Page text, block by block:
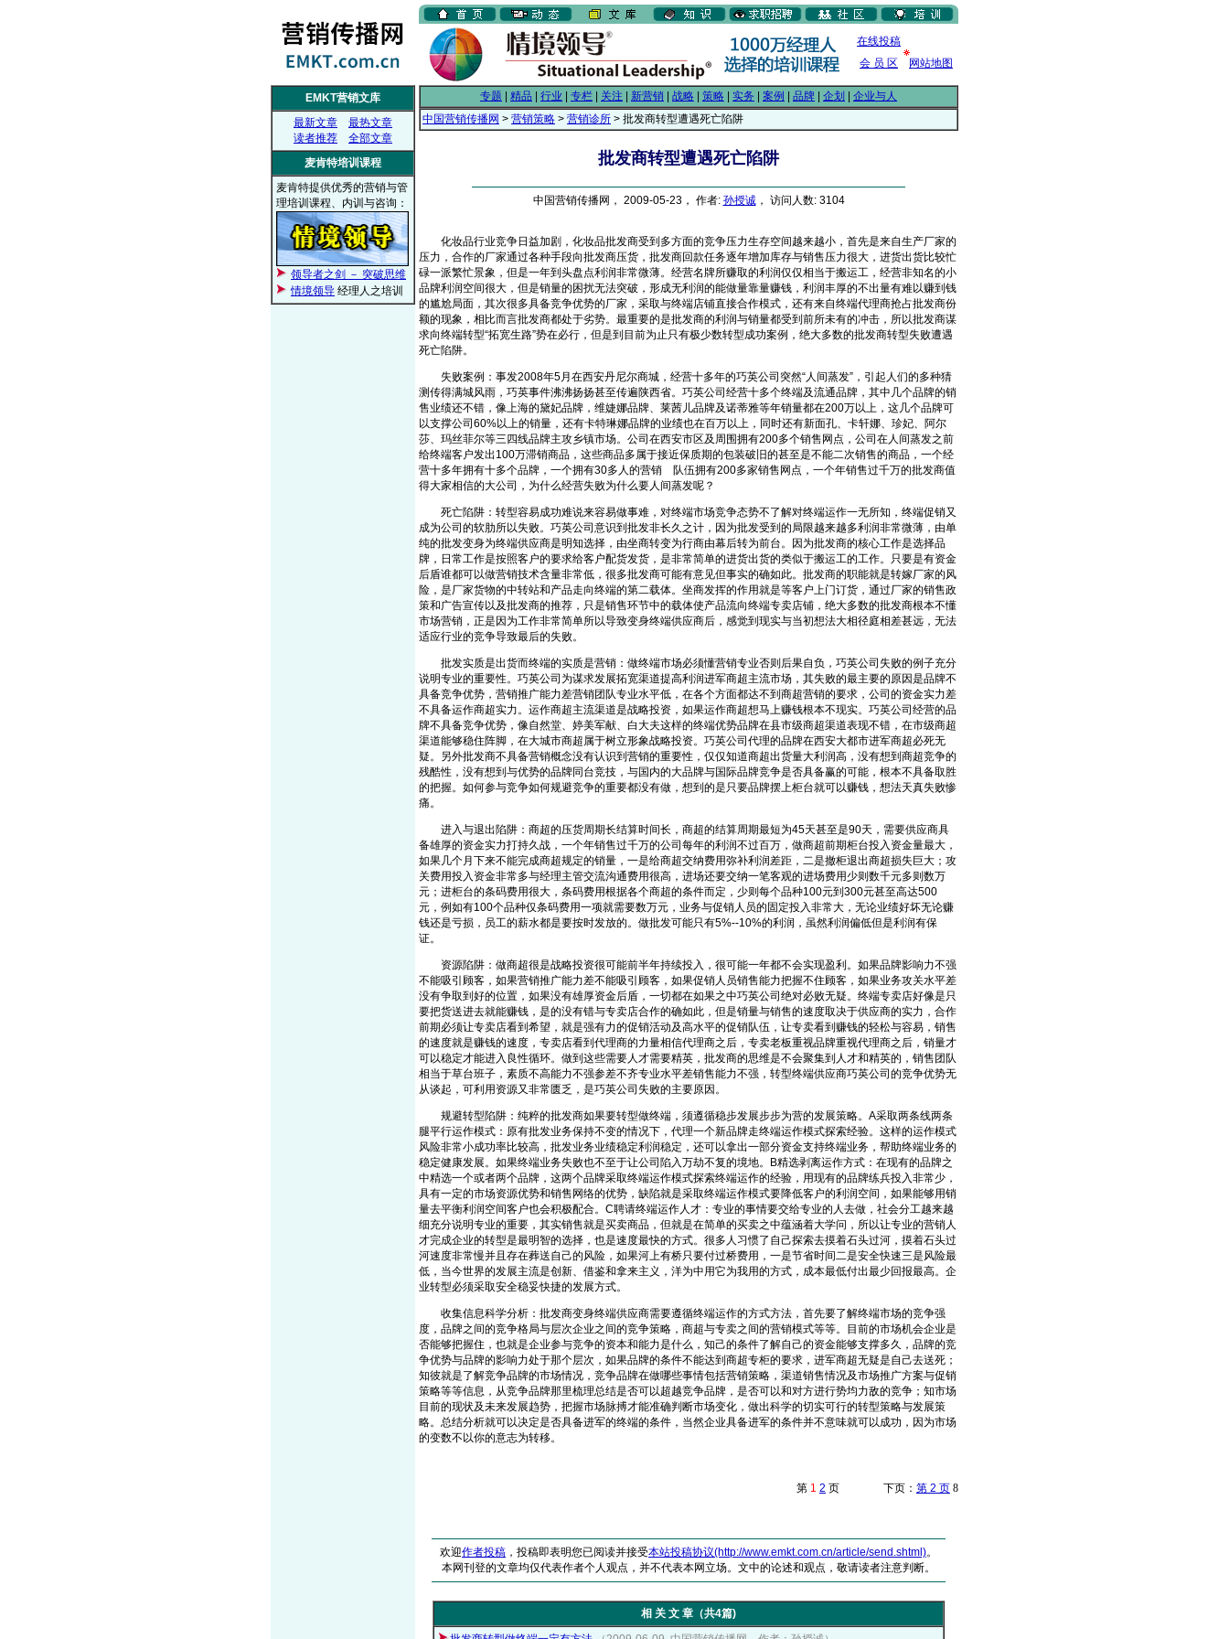
在线投稿
会 员 区
网站地图
EMKT营销文库
最新文章
最热文章
读者推荐
全部文章
麦肯特培训课程
麦肯特提供优秀的营销与管
理培训课程、内训与咨询：
领导者之剑 － 突破思维
情境领导 经理人之培训
专题 精品 行业 专栏 关注 新营销 战略 策略 实务 案例 品牌 企划
企业与人
中国营销传播网 > 营销策略 > 营销诊所 > 批发商转型遭遇死亡陷阱
批发商转型遭遇死亡陷阱
中国营销传播网， 2009-05-23， 作者: 孙授诚， 访问人数: 3104
化妆品行业竞争日益加剧，化妆品批发商受到多方面的竞争压力生存空间越来越小，首先是来自生产厂家的
压力，合作的厂家通过各种手段向批发商压货，批发商回款任务逐年增加库存与销售压力很大，进货出货比较忙
碌一派繁忙景象，但是一年到头盘点利润非常微薄。经营名牌所赚取的利润仅仅相当于搬运工，经营非知名的小
品牌利润空间很大，但是销量的困扰无法突破，形成无利润的能做量靠量赚钱，利润丰厚的不出量有难以赚到钱
的尴尬局面，其次很多具备竞争优势的厂家，采取与终端店铺直接合作模式，还有来自终端代理商抢占批发商份
额的现象，相比而言批发商都处于劣势。最重要的是批发商的利润与销量都受到前所未有的冲击，所以批发商谋
求向终端转型“拓宽生路”势在必行，但是到目前为止只有极少数转型成功案例，绝大多数的批发商转型失败遭遇
死亡陷阱。
失败案例：事发2008年5月在西安丹尼尔商城，经营十多年的巧英公司突然“人间蒸发”，引起人们的多种猜
测传得满城风雨，巧英事件沸沸扬扬甚至传遍陕西省。巧英公司经营十多个终端及流通品牌，其中几个品牌的销
售业绩还不错，像上海的黛妃品牌，维婕娜品牌、莱茜儿品牌及诺蒂雅等年销量都在200万以上，这几个品牌可
以支撑公司60%以上的销量，还有卡特琳娜品牌的业绩也在百万以上，同时还有新面孔、卡轩娜、珍妃、阿尔
莎、玛丝菲尔等三四线品牌主攻乡镇市场。公司在西安市区及周围拥有200多个销售网点，公司在人间蒸发之前
给终端客户发出100万滞销商品，这些商品多属于接近保质期的包装破旧的甚至是不能二次销售的商品，一个经
营十多年拥有十多个品牌，一个拥有30多人的营销
队伍拥有200多家销售网点，一个年销售过千万的批发商值
得大家相信的大公司，为什么经营失败为什么要人间蒸发呢？
死亡陷阱：转型容易成功难说来容易做事难，对终端市场竞争态势不了解对终端运作一无所知，终端促销又
成为公司的软肋所以失败。巧英公司意识到批发非长久之计，因为批发受到的局限越来越多利润非常微薄，由单
纯的批发变身为终端供应商是明知选择，由坐商转变为行商由幕后转为前台。因为批发商的核心工作是选择品
牌，日常工作是按照客户的要求给客户配货发货，是非常简单的进货出货的类似于搬运工的工作。只要是有资金
后盾谁都可以做营销技术含量非常低，很多批发商可能有意见但事实的确如此。批发商的职能就是转嫁厂家的风
险，是厂家货物的中转站和产品走向终端的第二载体。坐商发挥的作用就是等客户上门订货，通过厂家的销售政
策和广告宣传以及批发商的推荐，只是销售环节中的载体使产品流向终端专卖店铺，绝大多数的批发商根本不懂
市场营销，正是因为工作非常简单所以导致变身终端供应商后，感觉到现实与当初想法大相径庭相差甚远，无法
适应行业的竞争导致最后的失败。
批发实质是出货而终端的实质是营销：做终端市场必须懂营销专业否则后果自负，巧英公司失败的例子充分
说明专业的重要性。巧英公司为谋求发展拓宽渠道提高利润进军商超主流市场，其失败的最主要的原因是品牌不
具备竞争优势，营销推广能力差营销团队专业水平低，在各个方面都达不到商超营销的要求，公司的资金实力差
不具备运作商超实力。运作商超主流渠道是战略投资，如果运作商超想马上赚钱根本不现实。巧英公司经营的品
牌不具备竞争优势，像自然堂、婷美军献、白大夫这样的终端优势品牌在县市级商超渠道表现不错，在市级商超
渠道能够稳住阵脚，在大城市商超属于树立形象战略投资。巧英公司代理的品牌在西安大都市进军商超必死无
疑。另外批发商不具备营销概念没有认识到营销的重要性，仅仅知道商超出货量大利润高，没有想到商超竞争的
残酷性，没有想到与优势的品牌同台竞技，与国内的大品牌与国际品牌竞争是否具备赢的可能，根本不具备取胜
的把握。如何参与竞争如何规避竞争的重要都没有做，想到的是只要品牌摆上柜台就可以赚钱，想法天真失败惨
痛。
进入与退出陷阱：商超的压货周期长结算时间长，商超的结算周期最短为45天甚至是90天，需要供应商具
备雄厚的资金实力打持久战，一个年销售过千万的公司每年的利润不过百万，做商超前期柜台投入资金量最大，
如果几个月下来不能完成商超规定的销量，一是给商超交纳费用弥补利润差距，二是撤柜退出商超损失巨大；攻
关费用投入资金非常多与经理主管交流沟通费用很高，进场还要交纳一笔客观的进场费用少则数千元多则数万
元；进柜台的条码费用很大，条码费用根据各个商超的条件而定，少则每个品种100元到300元甚至高达500
元，例如有100个品种仅条码费用一项就需要数万元，业务与促销人员的固定投入非常大，无论业绩好坏无论赚
钱还是亏损，员工的薪水都是要按时发放的。做批发可能只有5%--10%的利润，虽然利润偏低但是利润有保
证。
资源陷阱：做商超很是战略投资很可能前半年持续投入，很可能一年都不会实现盈利。如果品牌影响力不强
不能吸引顾客，如果营销推广能力差不能吸引顾客，如果促销人员销售能力把握不住顾客，如果业务攻关水平差
没有争取到好的位置，如果没有雄厚资金后盾，一切都在如果之中巧英公司绝对必败无疑。终端专卖店好像是只
要把货送进去就能赚钱，是的没有错与专卖店合作的确如此，但是销量与销售的速度取决于供应商的实力，合作
前期必须让专卖店看到希望，就是强有力的促销活动及高水平的促销队伍，让专卖看到赚钱的轻松与容易，销售
的速度就是赚钱的速度，专卖店看到代理商的力量相信代理商之后，专卖老板重视品牌重视代理商之后，销量才
可以稳定才能进入良性循环。做到这些需要人才需要精英，批发商的思维是不会聚集到人才和精英的，销售团队
相当于草台班子，素质不高能力不强参差不齐专业水平差销售能力不强，转型终端供应商巧英公司的竞争优势无
从谈起，可利用资源又非常匮乏，是巧英公司失败的主要原因。
规避转型陷阱：纯粹的批发商如果要转型做终端，须遵循稳步发展步步为营的发展策略。A采取两条线两条
腿平行运作模式：原有批发业务保持不变的情况下，代理一个新品牌走终端运作模式探索经验。这样的运作模式
风险非常小成功率比较高，批发业务业绩稳定利润稳定，还可以拿出一部分资金支持终端业务，帮助终端业务的
稳定健康发展。如果终端业务失败也不至于让公司陷入万劫不复的境地。B精选剥离运作方式：在现有的品牌之
中精选一个或者两个品牌，这两个品牌采取终端运作模式探索终端运作的经验，用现有的品牌练兵投入非常少，
具有一定的市场资源优势和销售网络的优势，缺陷就是采取终端运作模式要降低客户的利润空间，如果能够用销
量去平衡利润空间客户也会积极配合。C聘请终端运作人才：专业的事情要交给专业的人去做，社会分工越来越
细充分说明专业的重要，其实销售就是买卖商品，但就是在简单的买卖之中蕴涵着大学问，所以让专业的营销人
才完成企业的转型是最明智的选择，也是速度最快的方式。很多人习惯了自己探索去摸着石头过河，摸着石头过
河速度非常慢并且存在葬送自己的风险，如果河上有桥只要付过桥费用，一是节省时间二是安全快速三是风险最
低，当今世界的发展主流是创新、借鉴和拿来主义，洋为中用它为我用的方式，成本最低付出最少回报最高。企
业转型必须采取安全稳妥快捷的发展方式。
收集信息科学分析：批发商变身终端供应商需要遵循终端运作的方式方法，首先要了解终端市场的竞争强
度，品牌之间的竞争格局与层次企业之间的竞争策略，商超与专卖之间的营销模式等等。目前的市场机会企业是
否能够把握住，也就是企业参与竞争的资本和能力是什么，知己的条件了解自己的资金能够支撑多久，品牌的竞
争优势与品牌的影响力处于那个层次，如果品牌的条件不能达到商超专柜的要求，进军商超无疑是自己去送死；
知彼就是了解竞争品牌的市场情况，竞争品牌在做哪些事情包括营销策略，渠道销售情况及市场推广方案与促销
策略等等信息，从竞争品牌那里梳理总结是否可以超越竞争品牌，是否可以和对方进行势均力敌的竞争；知市场
目前的现状及未来发展趋势，把握市场脉搏才能准确判断市场变化，做出科学的切实可行的转型策略与发展策
略。总结分析就可以决定是否具备进军的终端的条件，当然企业具备进军的条件并不意味就可以成功，因为市场
的变数不以你的意志为转移。
第 1 2 页 下页： 第 2 页 8
欢迎作者投稿 ，投稿即表明您已阅读并接受本站投稿协议(http://www.emkt.com.cn/article/send.shtml)。
本网刊登的文章均仅代表作者个人观点，并不代表本网立场。文中的论述和观点，敬请读者注意判断。
相 关 文 章（共4篇)